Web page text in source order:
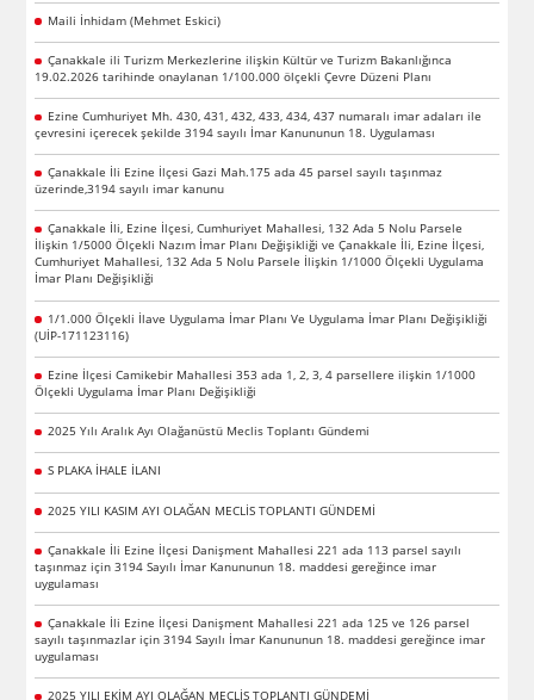
Maili İnhidam (Mehmet Eskici)
Çanakkale ili Turizm Merkezlerine ilişkin Kültür ve Turizm Bakanlığınca
19.02.2026 tarihinde onaylanan 1/100.000 ölçekli Çevre Düzeni Planı
Ezine Cumhuriyet Mh. 430, 431, 432, 433, 434, 437 numaralı imar adaları ile
çevresini içerecek şekilde 3194 sayılı İmar Kanununun 18. Uygulaması
Çanakkale İli Ezine İlçesi Gazi Mah.175 ada 45 parsel sayılı taşınmaz
üzerinde,3194 sayılı imar kanunu
Çanakkale İli, Ezine İlçesi, Cumhuriyet Mahallesi, 132 Ada 5 Nolu Parsele
İlişkin 1/5000 Ölçekli Nazım İmar Planı Değişikliği ve Çanakkale İli, Ezine İlçesi,
Cumhuriyet Mahallesi, 132 Ada 5 Nolu Parsele İlişkin 1/1000 Ölçekli Uygulama
İmar Planı Değişikliği
1/1.000 Ölçekli İlave Uygulama İmar Planı Ve Uygulama İmar Planı Değişikliği
(UİP-171123116)
Ezine İlçesi Camikebir Mahallesi 353 ada 1, 2, 3, 4 parsellere ilişkin 1/1000
Ölçekli Uygulama İmar Planı Değişikliği
2025 Yılı Aralık Ayı Olağanüstü Meclis Toplantı Gündemi
S PLAKA İHALE İLANI
2025 YILI KASIM AYI OLAĞAN MECLİS TOPLANTI GÜNDEMİ
Çanakkale İli Ezine İlçesi Danişment Mahallesi 221 ada 113 parsel sayılı
taşınmaz için 3194 Sayılı İmar Kanununun 18. maddesi gereğince imar
uygulaması
Çanakkale İli Ezine İlçesi Danişment Mahallesi 221 ada 125 ve 126 parsel
sayılı taşınmazlar için 3194 Sayılı İmar Kanununun 18. maddesi gereğince imar
uygulaması
2025 YILI EKİM AYI OLAĞAN MECLİS TOPLANTI GÜNDEMİ